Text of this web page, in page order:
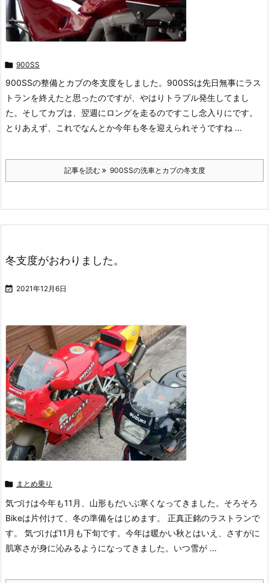
 900SS
900SSの整備とカブの冬支度をしました。900SSは先日無事にラス
トランを終えたと思ったのですが、やはりトラブル発生してまし
た。そしてカブは、翌週にロングを走るのですこし念入りにです。
とりあえず、これでなんとか今年も冬を迎えられそうですね ...
記事を読む 900SSの洗車とカブの冬支度
冬支度がおわりました。
 2021年12月6日
 まとめ乗り
気づけは今年も11月、山形もだいぶ寒くなってきました。そろそろ
Bikeは片付けて、冬の準備をはじめます。 正真正銘のラストランで
す。 気づけば11月も下旬です。今年は暖かい秋とはいえ、さすがに
肌寒さが身に沁みるようになってきました。いつ雪が ...